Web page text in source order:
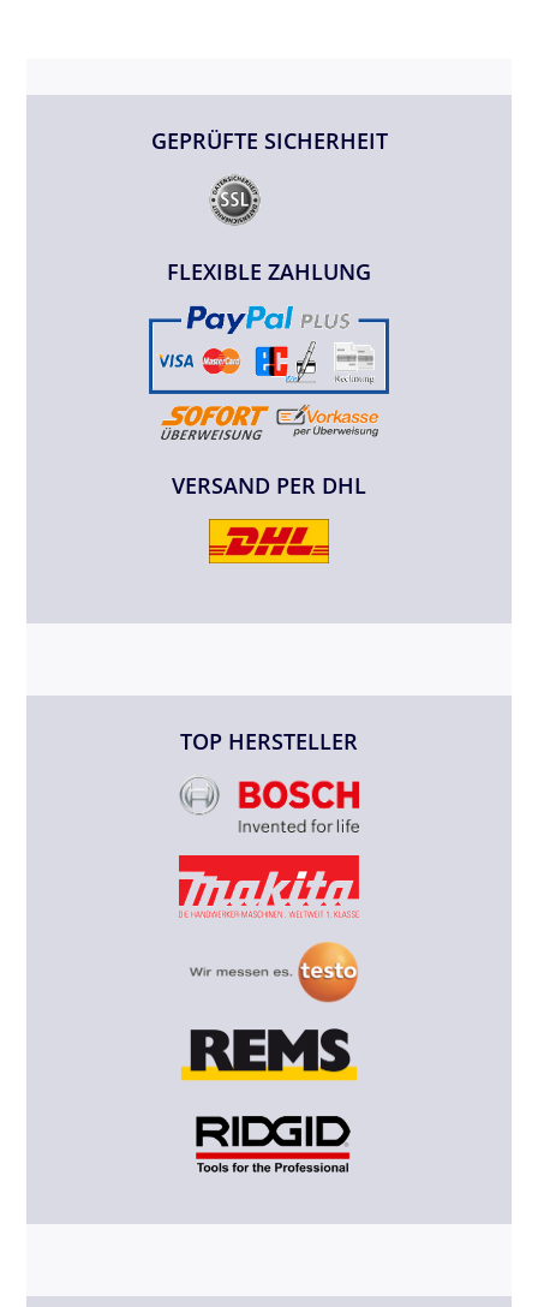
GEPRÜFTE SICHERHEIT
FLEXIBLE ZAHLUNG
VERSAND PER DHL
TOP HERSTELLER